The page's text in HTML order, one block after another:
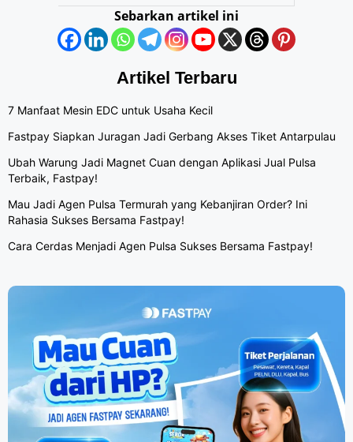
Sebarkan artikel ini
Artikel Terbaru
7 Manfaat Mesin EDC untuk Usaha Kecil
Fastpay Siapkan Juragan Jadi Gerbang Akses Tiket Antarpulau
Ubah Warung Jadi Magnet Cuan dengan Aplikasi Jual Pulsa
Terbaik, Fastpay!
Mau Jadi Agen Pulsa Termurah yang Kebanjiran Order? Ini
Rahasia Sukses Bersama Fastpay!
Cara Cerdas Menjadi Agen Pulsa Sukses Bersama Fastpay!